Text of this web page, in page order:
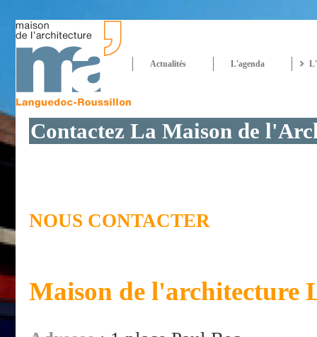
Actualités L'agenda
Contactez La Maison de
NOUS CONTACTER
Maison de l'architecture